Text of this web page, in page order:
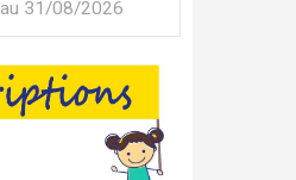
au 31/08/2026